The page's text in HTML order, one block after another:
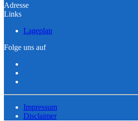
Adresse
Links
Lageplan
Folge uns auf
Impressum
Disclaimer